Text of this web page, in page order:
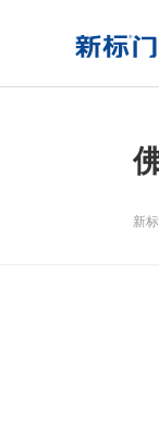
新